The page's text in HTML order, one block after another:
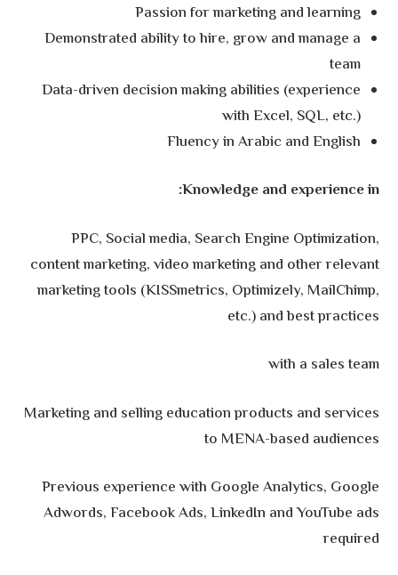
Passion for marketing and learning
Demonstrated ability to hire, grow and manage a
team
Data-driven decision making abilities (experience
with Excel, SQL, etc.)
Fluency in Arabic and English
Knowledge and experience in:
PPC, Social media, Search Engine Optimization,
content marketing, video marketing and other relevant
marketing tools (KISSmetrics, Optimizely, MailChimp,
etc.) and best practices
with a sales team
Marketing and selling education products and services
to MENA-based audiences
Previous experience with Google Analytics, Google
Adwords, Facebook Ads, LinkedIn and YouTube ads
required